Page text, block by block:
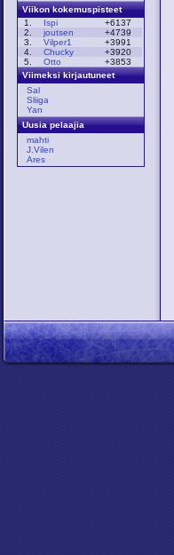
Viikon kokemuspisteet
1.
Ispi
+6137
2.
joutsen
+4739
3.
Vilper1
+3991
4.
Chucky
+3920
5.
Otto
+3853
Viimeksi kirjautuneet
Sal
Sliiga
Yan
Uusia pelaajia
mahti
J.Vilen
Ares